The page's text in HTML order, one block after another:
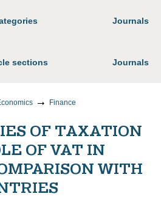
Journals
sections Journals
Finance
OF TAXATION
OF VAT IN
WITH